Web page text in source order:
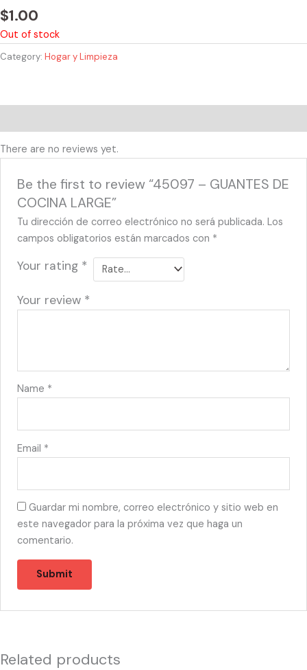
$1.00
Out of stock
Category: Hogar y Limpieza
There are no reviews yet.
Be the first to review “45097 – GUANTES DE
COCINA LARGE”
Tu dirección de correo electrónico no será publicada. Los
campos obligatorios están marcados con *
Your rating *
Your review *
Name *
Email *
Guardar mi nombre, correo electrónico y sitio web en
este navegador para la próxima vez que haga un
comentario.
Related products